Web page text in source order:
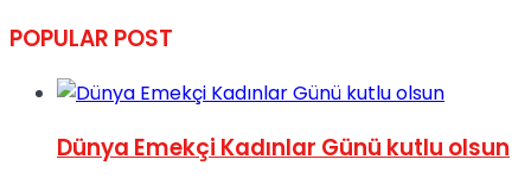
POPULAR POST
Dünya Emekçi Kadınlar Günü kutlu olsun